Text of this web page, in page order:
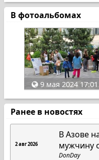
В фотоальбомах
9 мая 2024 17:01
Ранее в новостях
2 авг 2026
В Азове
мужчину
DonDay